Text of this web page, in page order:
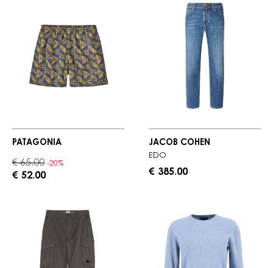
PATAGONIA
€ 65.00 -20%
€ 52.00
JACOB COHEN
EDO
€ 385.00